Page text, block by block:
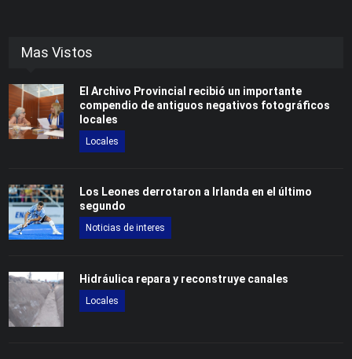
Mas Vistos
El Archivo Provincial recibió un importante
compendio de antiguos negativos fotográficos
locales
Locales
Los Leones derrotaron a Irlanda en el último
segundo
Noticias de interes
Hidráulica repara y reconstruye canales
Locales